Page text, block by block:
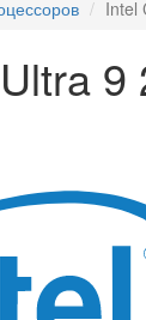
Intel
9